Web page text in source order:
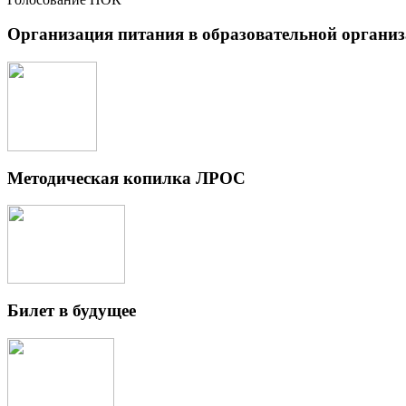
Организация питания в образовательной
Методическая копилка ЛРОС
Билет в будущее